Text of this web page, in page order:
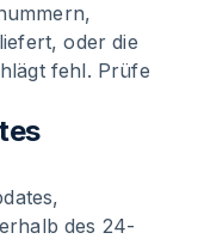
oder die
fehl. Prüfe
des 24-